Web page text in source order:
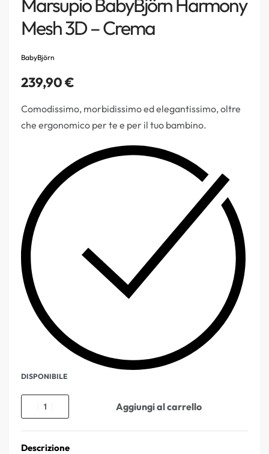
Marsupio BabyBjörn Harmony
Mesh 3D – Crema
BabyBjörn
239,90€
Comodissimo, morbidissimo ed elegantissimo, oltre
che ergonomico per te e per il tuo bambino.
DISPONIBILE
Aggiungi al carrello
Descrizione